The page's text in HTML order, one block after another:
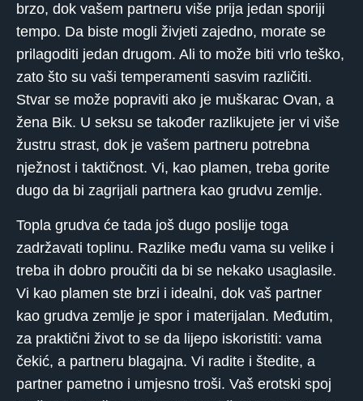
brzo, dok vašem partneru više prija jedan sporiji
tempo. Da biste mogli živjeti zajedno, morate se
prilagoditi jedan drugom. Ali to može biti vrlo teško,
zato što su vaši temperamenti sasvim različiti.
Stvar se može popraviti ako je muškarac Ovan, a
žena Bik. U seksu se također razlikujete jer vi više
žustru strast, dok je vašem partneru potrebna
nježnost i taktičnost. Vi, kao plamen, treba gorite
dugo da bi zagrijali partnera kao grudvu zemlje.
Topla grudva će tada još dugo poslije toga
zadržavati toplinu. Razlike među vama su velike i
treba ih dobro proučiti da bi se nekako usaglasile.
Vi kao plamen ste brzi i idealni, dok vaš partner
kao grudva zemlje je spor i materijalan. Međutim,
za praktični život to se da lijepo iskoristiti: vama
čekić, a partneru blagajna. Vi radite i štedite, a
partner pametno i umjesno troši. Vaš erotski spoj